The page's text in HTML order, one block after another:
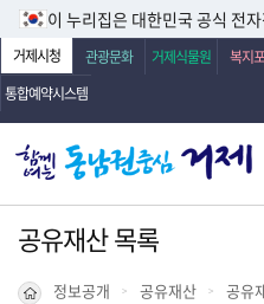
이 누리집은 대한민국 공식 전
거제시청 관광문화 거제식물원 복지
통합예약시스템
공유재산 목록
정보공개 공유재산 공유